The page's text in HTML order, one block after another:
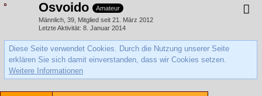
Osvoido
Amateur
Männlich 39 Mitglied seit 21. März 2012
Letzte Aktivität 8. Januar 2014
Diese Seite verwendet Cookies. Durch die Nutzung unserer Seite
erklären Sie sich damit einverstanden, dass wir Cookies setzen.
Weitere Informationen